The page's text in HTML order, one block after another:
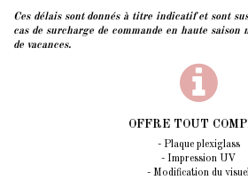
Ces délais sont donnés à titre indicatif et sont
cas de surcharge de commande en haute saison
de vacances.
OFFRE TOUT
- Plaque plexiglass
- Impression UV
- Modification du